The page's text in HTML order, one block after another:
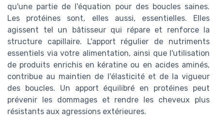
qu'une partie de l'équation pour des boucles saines.
Les protéines sont, elles aussi, essentielles. Elles
agissent tel un bâtisseur qui répare et renforce la
structure capillaire. L'apport régulier de nutriments
essentiels via votre alimentation, ainsi que l'utilisation
de produits enrichis en kératine ou en acides aminés,
contribue au maintien de l'élasticité et de la vigueur
des boucles. Un apport équilibré en protéines peut
prévenir les dommages et rendre les cheveux plus
résistants aux agressions extérieures.